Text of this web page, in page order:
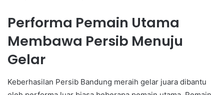
Performa Pemain Utama
Membawa Persib Menuju
Gelar
Keberhasilan Persib Bandung meraih gelar juara dibantu